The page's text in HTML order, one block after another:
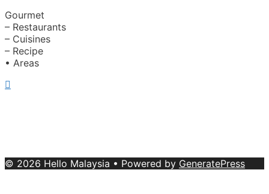
Gourmet
– Restaurants
– Cuisines
– Recipe
• Areas
© 2026 Hello Malaysia • Powered by GeneratePress